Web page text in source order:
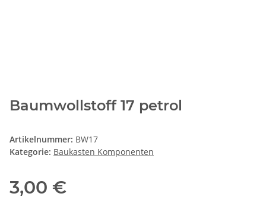
Baumwollstoff 17 petrol
Artikelnummer: BW17
Kategorie: Baukasten Komponenten
3,00 €